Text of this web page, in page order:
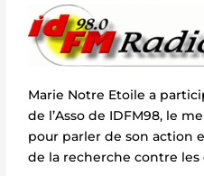
Marie Notre Etoile a
de l’Asso de IDFM98, le
pour parler de son action
de la recherche contre les